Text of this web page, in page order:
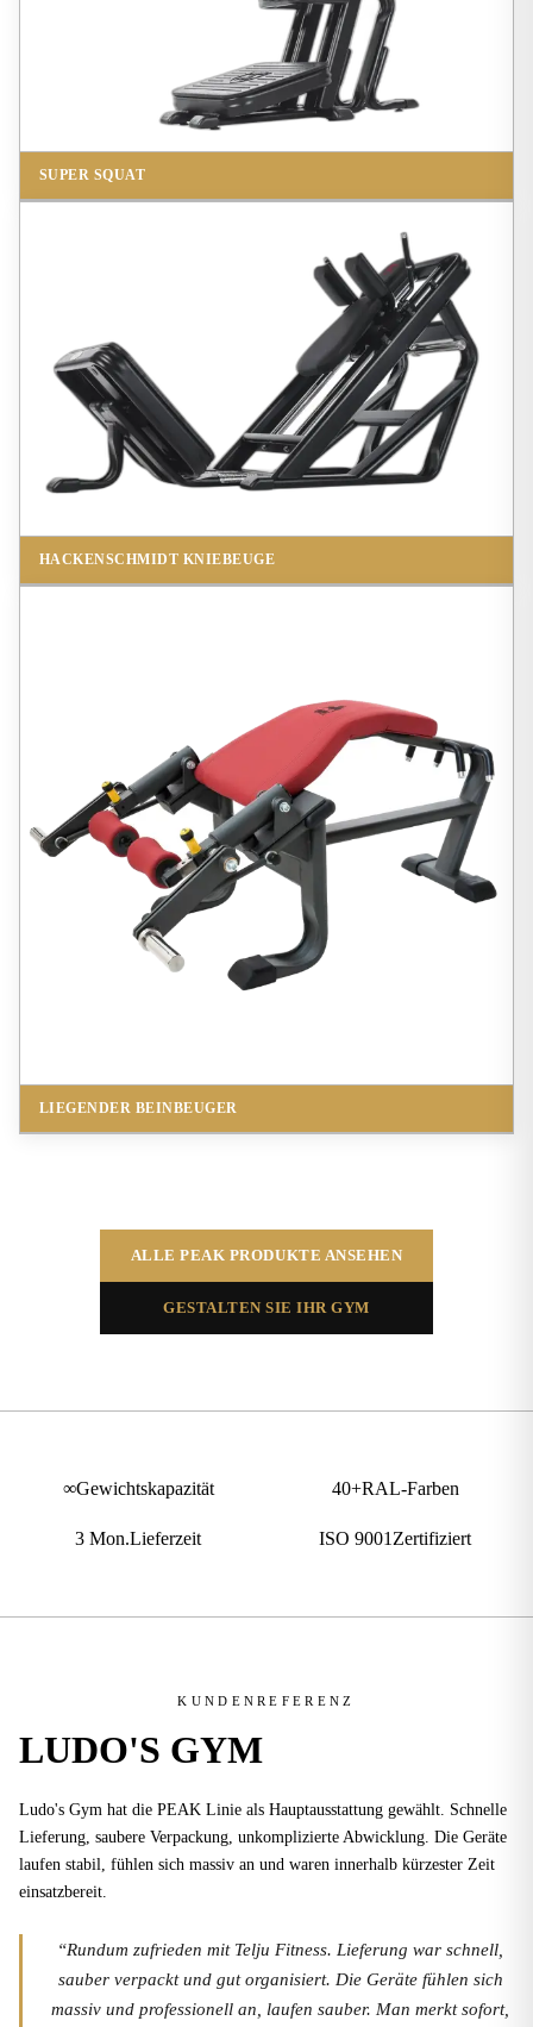
SUPER SQUAT
HACKENSCHMIDT KNIEBEUGE
LIEGENDER BEINBEUGER
ALLE PEAK PRODUKTE ANSEHEN
GESTALTEN SIE IHR GYM
∞Gewichtskapazität 40+RAL-Farben
3 Mon.Lieferzeit ISO 9001 Zertifiziert
KUNDENREFERENZ
LUDO'S GYM
Ludo's Gym hat die PEAK Linie als Hauptausstattung gewählt. Schnelle
Lieferung, saubere Verpackung, unkomplizierte Abwicklung. Die Geräte
laufen stabil, fühlen sich massiv an und waren innerhalb kürzester Zeit
einsatzbereit.
“Rundum zufrieden mit Telju Fitness. Lieferung war schnell,
sauber verpackt und gut organisiert. Die Geräte fühlen sich
massiv und professionell an, laufen sauber. Man merkt sofort,